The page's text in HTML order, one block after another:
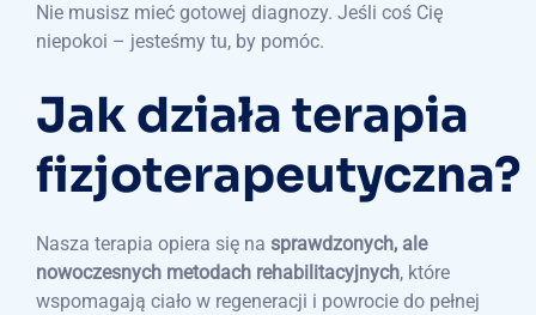
Nie musisz mieć gotowej diagnozy. Jeśli coś Cię
niepokoi – jesteśmy tu, by pomóc.
Jak działa terapia
fizjoterapeutyczna?
Nasza terapia opiera się na sprawdzonych, ale
nowoczesnych metodach rehabilitacyjnych, które
wspomagają ciało w regeneracji i powrocie do pełnej